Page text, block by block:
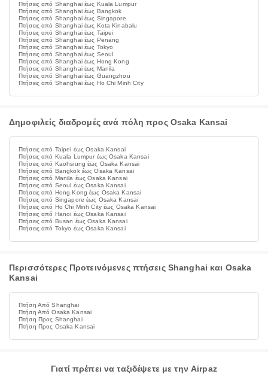
Πτήσεις από Shanghai έως Kuala Lumpur
Πτήσεις από Shanghai έως Bangkok
Πτήσεις από Shanghai έως Singapore
Πτήσεις από Shanghai έως Kota Kinabalu
Πτήσεις από Shanghai έως Taipei
Πτήσεις από Shanghai έως Penang
Πτήσεις από Shanghai έως Tokyo
Πτήσεις από Shanghai έως Seoul
Πτήσεις από Shanghai έως Hong Kong
Πτήσεις από Shanghai έως Manila
Πτήσεις από Shanghai έως Guangzhou
Πτήσεις από Shanghai έως Ho Chi Minh City
Δημοφιλείς διαδρομές ανά πόλη προς Osaka Kansai
Πτήσεις από Taipei έως Osaka Kansai
Πτήσεις από Kuala Lumpur έως Osaka Kansai
Πτήσεις από Kaohsiung έως Osaka Kansai
Πτήσεις από Bangkok έως Osaka Kansai
Πτήσεις από Manila έως Osaka Kansai
Πτήσεις από Seoul έως Osaka Kansai
Πτήσεις από Hong Kong έως Osaka Kansai
Πτήσεις από Singapore έως Osaka Kansai
Πτήσεις από Ho Chi Minh City έως Osaka Kansai
Πτήσεις από Hanoi έως Osaka Kansai
Πτήσεις από Busan έως Osaka Kansai
Πτήσεις από Tokyo έως Osaka Kansai
Περισσότερες Προτεινόμενες πτήσεις Shanghai και Osaka
Kansai
Πτήση Από Shanghai
Πτήση Από Osaka Kansai
Πτήση Προς Shanghai
Πτήση Προς Osaka Kansai
Γιατί πρέπει να ταξιδέψετε με την Airpaz